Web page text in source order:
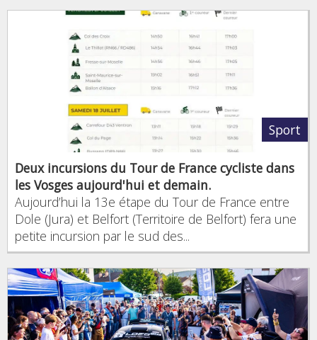
Sport
Deux incursions du Tour de France cycliste dans
les Vosges aujourd'hui et demain.
Aujourd’hui la 13e étape du Tour de France entre
Dole (Jura) et Belfort (Territoire de Belfort) fera une
petite incursion par le sud des...